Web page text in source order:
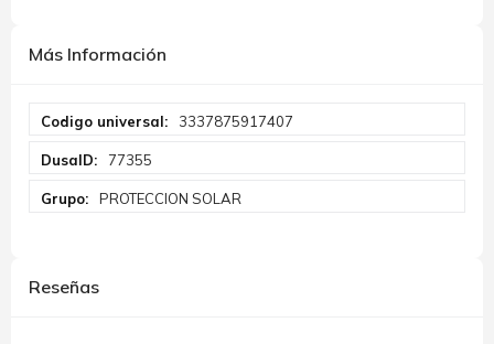
Más Información
Información
3337875917407
77355
PROTECCION SOLAR
Reseñas